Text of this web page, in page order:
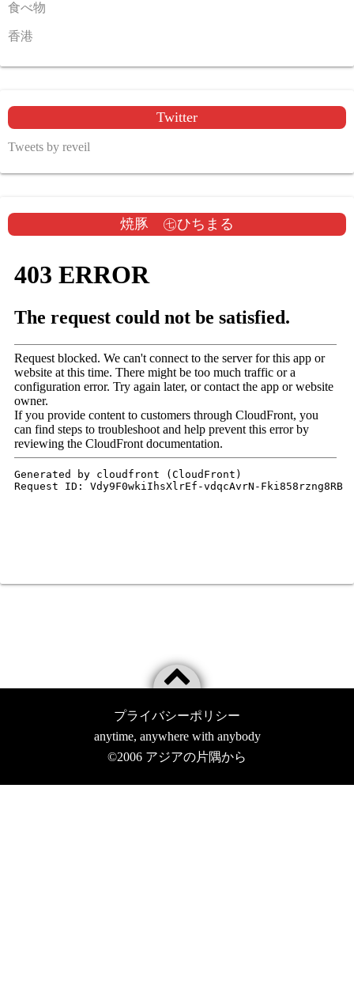
食べ物
香港
Twitter
Tweets by reveil
焼豚 ㊆ひちまる
プライバシーポリシー
anytime, anywhere with anybody
©2006 アジアの片隅から